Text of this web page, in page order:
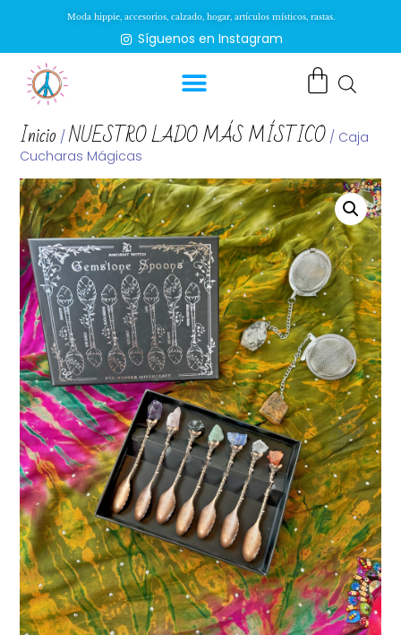
Moda hippie, accesorios, calzado, hogar, artículos místicos, rastas.
Síguenos en Instagram
Inicio /NUESTRO LADO MÁS MÍSTICO / Caja
Cucharas Mágicas